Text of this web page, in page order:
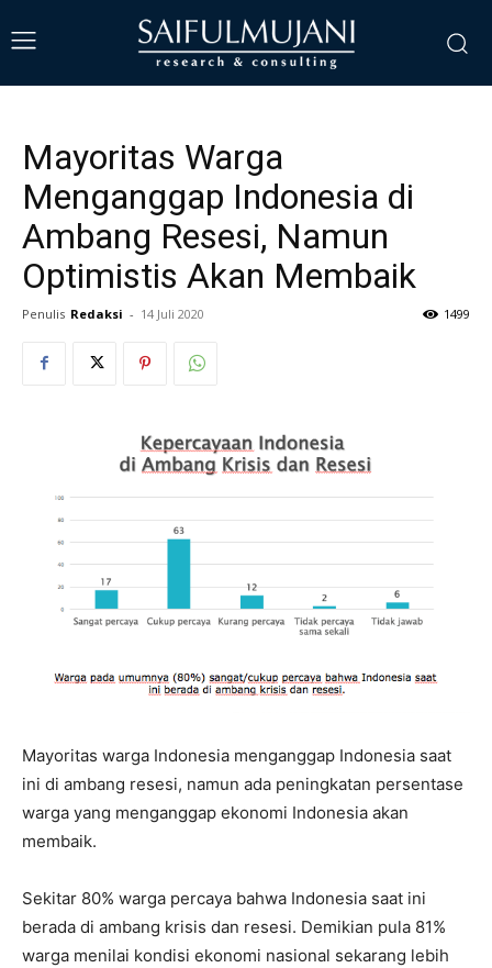
Mayoritas Warga
Menganggap Indonesia di
Ambang Resesi, Namun
Optimistis Akan Membaik
Penulis Redaksi - 14 Juli 2020 1499
Mayoritas warga Indonesia menganggap Indonesia saat
ini di ambang resesi, namun ada peningkatan persentase
warga yang menganggap ekonomi Indonesia akan
membaik.
Sekitar 80% warga percaya bahwa Indonesia saat ini
berada di ambang krisis dan resesi. Demikian pula 81%
warga menilai kondisi ekonomi nasional sekarang lebih